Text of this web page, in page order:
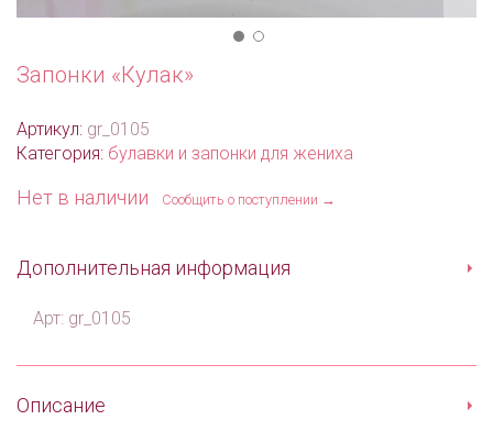
Запонки «Кулак»
Артикул: gr_0105
Категория: булавки и запонки для жениха
Нет в наличии Сообщить о поступлении →
Дополнительная информация
Арт: gr_0105
Описание